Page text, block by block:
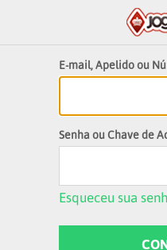
E-mail, Apelido ou
Senha ou Chave de
Esqueceu sua